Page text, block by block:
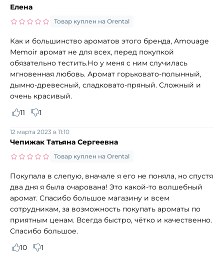
Елена
Товар куплен на Orental
Как и большинство ароматов этого бренда, Amouage
Memoir аромат не для всех, перед покупкой
обязательно тестить.Но у меня с ним случилась
мгновенная любовь. Аромат горьковато-полынный,
дымно-древесный, сладковато-пряный. Сложный и
очень красивый.
11
1
Чепижак Татьяна Сергеевна
12 марта 2023 в 11:10
Товар куплен на Orental
Покупала в слепую, вначале я его не поняла, но спустя
два дня я была очарована! Это какой-то волшебный
аромат. Спасибо большое магазину и всем
сотрудникам, за возможность покупать ароматы по
приятным ценам. Всегда быстро, чётко и качественно.
Спасибо большое.
10
1